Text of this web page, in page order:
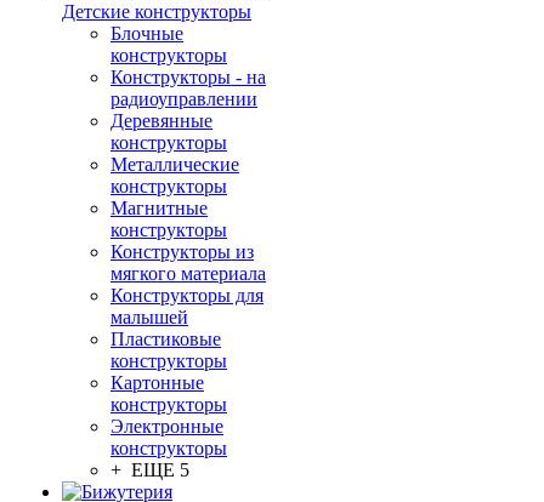
Детские конструкторы
Блочные
конструкторы
Конструкторы - на
радиоуправлении
Деревянные
конструкторы
Металлические
конструкторы
Магнитные
конструкторы
Конструкторы из
мягкого материала
Конструкторы для
малышей
Пластиковые
конструкторы
Картонные
конструкторы
Электронные
конструкторы
+ ЕЩЕ 5